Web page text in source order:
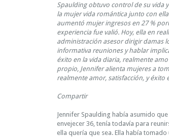
Spaulding obtuvo control de su vida
la mujer vida romántica junto con
aumentó mujer ingresos en 27 %
experiencia fue valió. Hoy, ella en
administración asesor dirigir damas
informativa reuniones y hablar
éxito en la vida diaria, realmente
propio, Jennifer alienta mujeres a
realmente amor, satisfacción, y
Compartir
Jennifer Spaulding había asumido
envejecer 36, tenía todavía para
ella quería que sea. Ella había